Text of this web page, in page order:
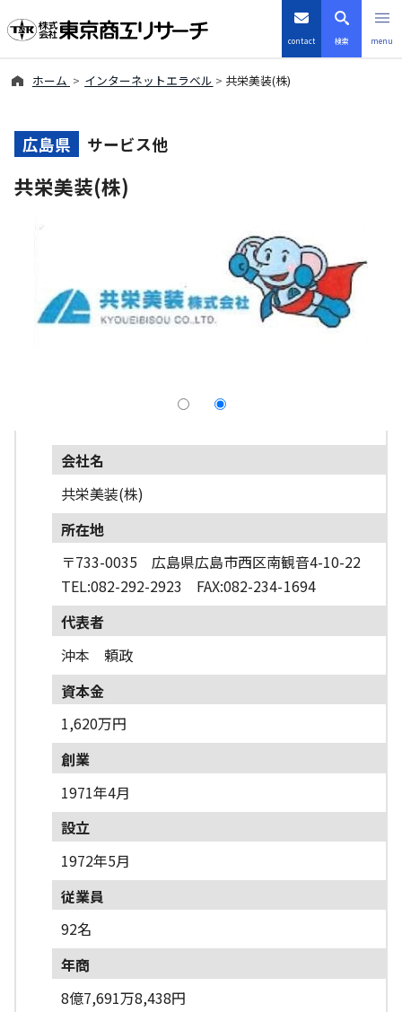
contact 検索 menu
TSRデータインサイト
会社案内
商品・サービス
よくあるご質問
English
ホーム インターネットエラベル 共栄美装(株)
広島県 サービス他
共栄美装(株)
会社名
共栄美装(株)
所在地
〒733-0035 広島県広島市西区南観音4-10-22
TEL:082-292-2923 FAX:082-234-1694
代表者
沖本 頼政
資本金
1,620万円
創業
1971年4月
設立
1972年5月
従業員
92名
年商
8億7,691万8,438円